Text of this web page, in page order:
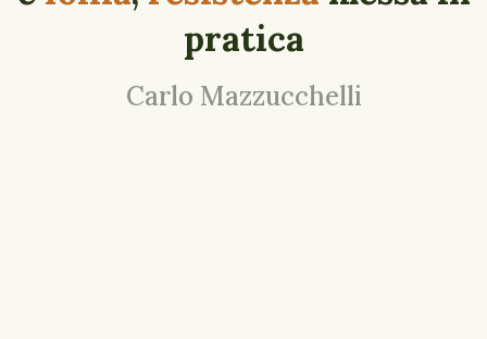
pratica
Carlo Mazzucchelli